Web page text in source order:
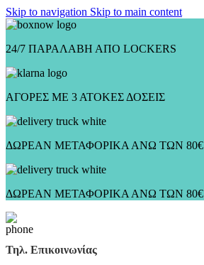
Skip to navigation Skip to main content
24/7 ΠΑΡΑΛΑΒΗ ΑΠΟ LOCKERS
ΑΓΟΡΕΣ ΜΕ 3 ΑΤΟΚΕΣ ΔΟΣΕΙΣ
ΔΩΡΕΑΝ ΜΕΤΑΦΟΡΙΚΑ ΑΝΩ ΤΩΝ 80€
ΔΩΡΕΑΝ ΜΕΤΑΦΟΡΙΚΑ ΑΝΩ ΤΩΝ 80€
Τηλ. Επικοινωνίας